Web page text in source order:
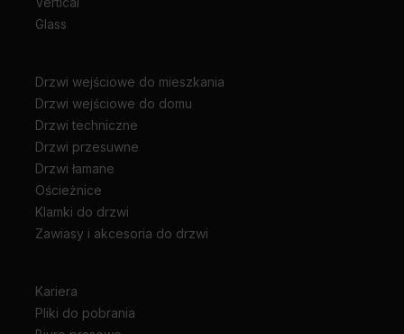
Glass
Drzwi wejściowe do mieszkania
Drzwi wejściowe do domu
Drzwi techniczne
Drzwi przesuwne
Drzwi łamane
Ościeżnice
Klamki do drzwi
Zawiasy i akcesoria do drzwi
Kariera
Pliki do pobrania